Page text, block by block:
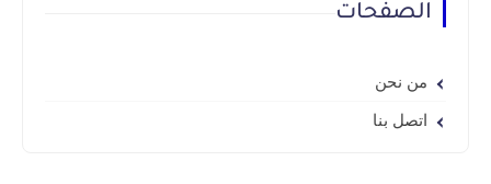
الصفحات
من نحن
اتصل بنا